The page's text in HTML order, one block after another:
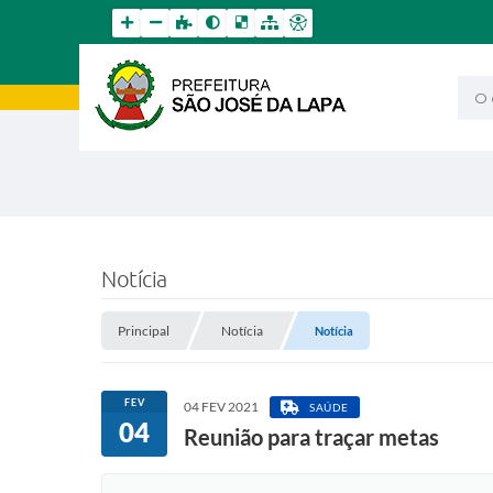
O
Notícia
Principal Notícia Notícia
FEV
04
04 FEV 2021 SAÚDE
Reunião para traçar metas